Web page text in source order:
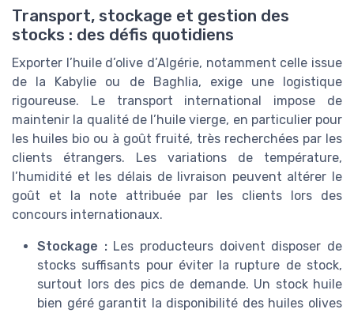
Transport, stockage et gestion des
stocks : des défis quotidiens
Exporter l’huile d’olive d’Algérie, notamment celle issue
de la Kabylie ou de Baghlia, exige une logistique
rigoureuse. Le transport international impose de
maintenir la qualité de l’huile vierge, en particulier pour
les huiles bio ou à goût fruité, très recherchées par les
clients étrangers. Les variations de température,
l’humidité et les délais de livraison peuvent altérer le
goût et la note attribuée par les clients lors des
concours internationaux.
Stockage :Les producteurs doivent disposer de
stocks suffisants pour éviter la rupture de stock,
surtout lors des pics de demande. Un stock huile
bien géré garantit la disponibilité des huiles olives